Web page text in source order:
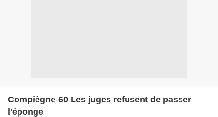
Compiègne-60 Les juges refusent de passer
l'éponge